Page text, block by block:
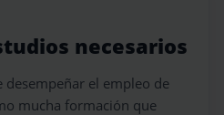
necesarios
desempeñar el empleo de
mucha formación que